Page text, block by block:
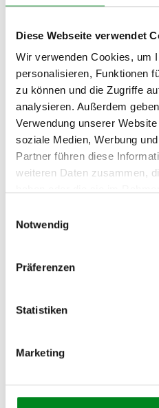
Diese Webseite verwendet
Wir verwenden Cookies, um
personalisieren, Funktionen
zu können und die Zugriffe
analysieren. Außerdem
Verwendung unserer
soziale Medien, Werbung
Partner führen diese
weiteren Daten zusammen,
Notwendig
Präferenzen
Statistiken
Marketing
(AT191)
Zur exakten Fahrzeug-
Support kontaktieren (Chat,
Wir benötigen folgende
Passendes Fahrzeug
Fahrzeug-Suche für AT-
Hersteller/EU
Hersteller
E-Mail: